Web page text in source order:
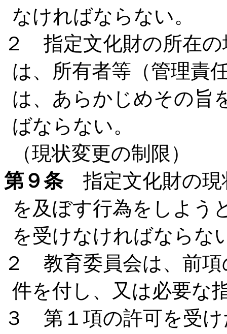
なければならない。
２ 指定文化財の所在
は、所有者等（管理責
は、あらかじめその旨
ばならない。
（現状変更の制限）
第９条指定文化財の現
を及ぼす行為をしよう
を受けなければならな
２ 教育委員会は、前項
件を付し、又は必要な
３ 第１項の許可を受け